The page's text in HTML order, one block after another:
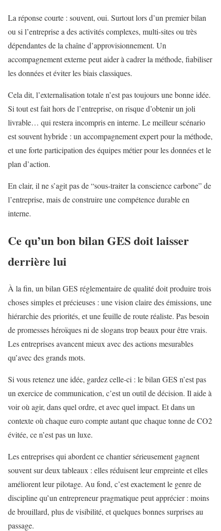
La réponse courte : souvent, oui. Surtout lors d’un premier bilan
ou si l’entreprise a des activités complexes, multi-sites ou très
dépendantes de la chaîne d’approvisionnement. Un
accompagnement externe peut aider à cadrer la méthode, fiabiliser
les données et éviter les biais classiques.
Cela dit, l’externalisation totale n’est pas toujours une bonne idée.
Si tout est fait hors de l’entreprise, on risque d’obtenir un joli
livrable… qui restera incompris en interne. Le meilleur scénario
est souvent hybride : un accompagnement expert pour la méthode,
et une forte participation des équipes métier pour les données et le
plan d’action.
En clair, il ne s’agit pas de “sous-traiter la conscience carbone” de
l’entreprise, mais de construire une compétence durable en
interne.
Ce qu’un bon bilan GES doit laisser
derrière lui
À la fin, un bilan GES réglementaire de qualité doit produire trois
choses simples et précieuses : une vision claire des émissions, une
hiérarchie des priorités, et une feuille de route réaliste. Pas besoin
de promesses héroïques ni de slogans trop beaux pour être vrais.
Les entreprises avancent mieux avec des actions mesurables
qu’avec des grands mots.
Si vous retenez une idée, gardez celle-ci : le bilan GES n’est pas
un exercice de communication, c’est un outil de décision. Il aide à
voir où agir, dans quel ordre, et avec quel impact. Et dans un
contexte où chaque euro compte autant que chaque tonne de CO2
évitée, ce n’est pas un luxe.
Les entreprises qui abordent ce chantier sérieusement gagnent
souvent sur deux tableaux : elles réduisent leur empreinte et elles
améliorent leur pilotage. Au fond, c’est exactement le genre de
discipline qu’un entrepreneur pragmatique peut apprécier : moins
de brouillard, plus de visibilité, et quelques bonnes surprises au
passage.